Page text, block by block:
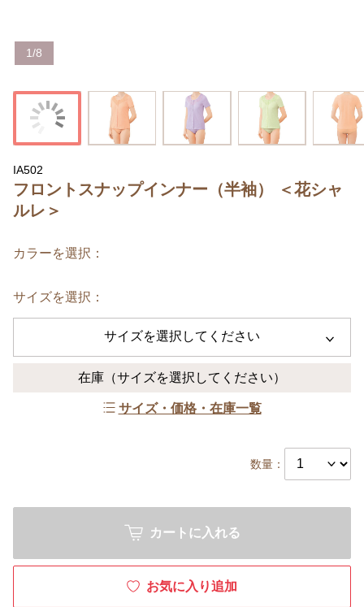
1/8
IA502
フロントスナップインナー（半袖） ＜花シャ
ルレ＞
カラーを選択：
サイズを選択：
サイズを選択してください
在庫 （サイズを選択してください）
サイズ・価格・在庫一覧
数量：
カートに入れる
お気に入り追加